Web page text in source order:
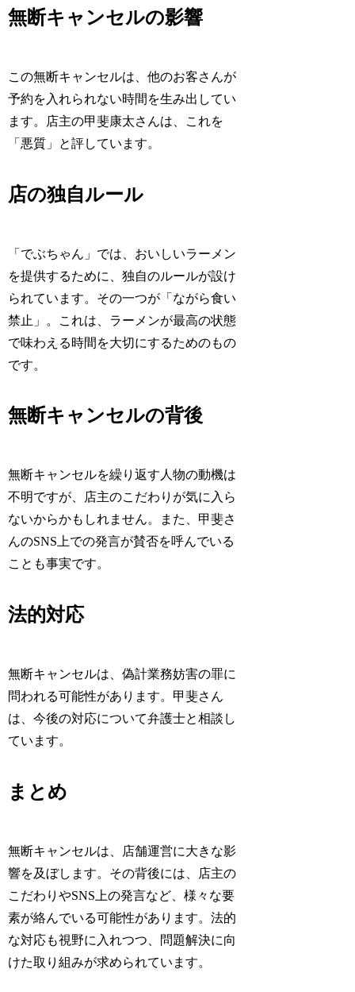
無断キャンセルの影響
この無断キャンセルは、他のお客さんが
予約を入れられない時間を生み出してい
ます。店主の甲斐康太さんは、これを
「悪質」と評しています。
店の独自ルール
「でぶちゃん」では、おいしいラーメン
を提供するために、独自のルールが設け
られています。その一つが「ながら食い
禁止」。これは、ラーメンが最高の状態
で味わえる時間を大切にするためのもの
です。
無断キャンセルの背後
無断キャンセルを繰り返す人物の動機は
不明ですが、店主のこだわりが気に入ら
ないからかもしれません。また、甲斐さ
んのSNS上での発言が賛否を呼んでいる
ことも事実です。
法的対応
無断キャンセルは、偽計業務妨害の罪に
問われる可能性があります。甲斐さん
は、今後の対応について弁護士と相談し
ています。
まとめ
無断キャンセルは、店舗運営に大きな影
響を及ぼします。その背後には、店主の
こだわりやSNS上の発言など、様々な要
素が絡んでいる可能性があります。法的
な対応も視野に入れつつ、問題解決に向
けた取り組みが求められています。